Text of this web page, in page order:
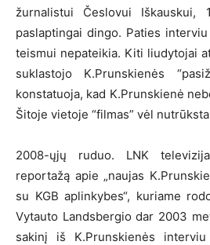
žurnalistui Česlovui Iškauskui,
paslaptingai dingo. Paties
teismui nepateikia. Kiti liudytojai
suklastojo K.Prunskienės
konstatuoja, kad K.Prunskienė
Šitoje vietoje “filmas” vėl
2008-ųjų ruduo. LNK
reportažą apie „naujas
su KGB aplinkybes“, kuriame
Vytauto Landsbergio dar 2003
sakinį iš K.Prunskienės interviu